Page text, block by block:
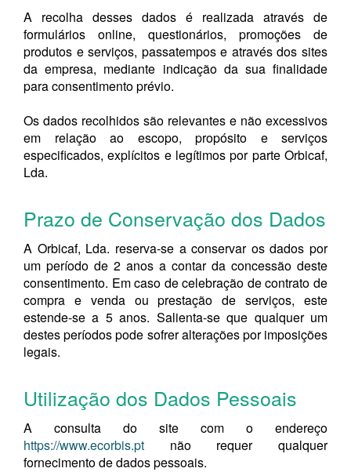
A recolha desses dados é realizada através de
formulários online, questionários, promoções de
produtos e serviços, passatempos e através dos sites
da empresa, mediante indicação da sua finalidade
para consentimento prévio.
Os dados recolhidos são relevantes e não excessivos
em relação ao escopo, propósito e serviços
especificados, explícitos e legítimos por parte Orbicaf,
Lda.
Prazo de Conservação dos Dados
A Orbicaf, Lda. reserva-se a conservar os dados por
um período de 2 anos a contar da concessão deste
consentimento. Em caso de celebração de contrato de
compra e venda ou prestação de serviços, este
estende-se a 5 anos. Salienta-se que qualquer um
destes períodos pode sofrer alterações por imposições
legais.
Utilização dos Dados Pessoais
A consulta do site com o endereço
https://www.ecorbis.pt não requer qualquer
fornecimento de dados pessoais.